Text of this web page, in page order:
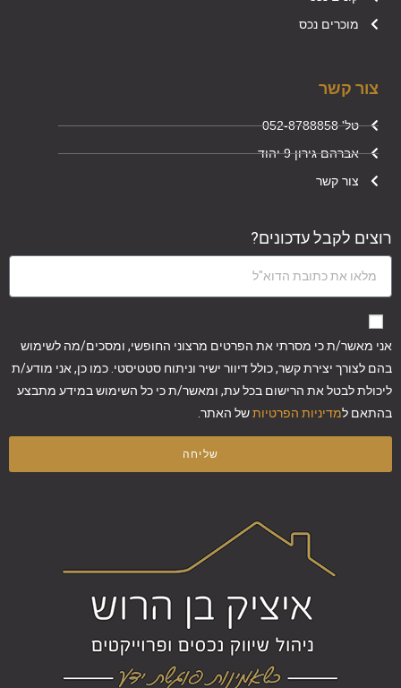
מוכרים נכס
צור קשר
טל' 052-8788858
אברהם גירון 9 יהוד
צור קשר
רוצים לקבל עדכונים?
אני מאשר/ת כי מסרתי את הפרטים מרצוני החופשי, ומסכים/מה לשימוש
בהם לצורך יצירת קשר, כולל דיוור ישיר וניתוח סטטיסטי. כמו כן, אני מודע/ת
ליכולת לבטל את הרישום בכל עת, ומאשר/ת כי כל השימוש במידע מתבצע
בהתאם למדיניות הפרטיותשל האתר.
שליחה